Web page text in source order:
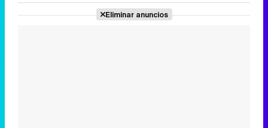
Eliminar anuncios